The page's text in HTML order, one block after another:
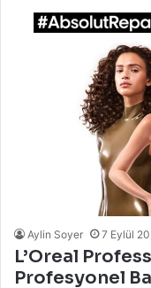
Aylin Soyer 7 Eylül
L’Oreal
Profesyonel